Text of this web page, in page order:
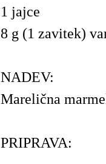
1 jajce
8 g (1 zavitek)
NADEV:
Marelična
PRIPRAVA: